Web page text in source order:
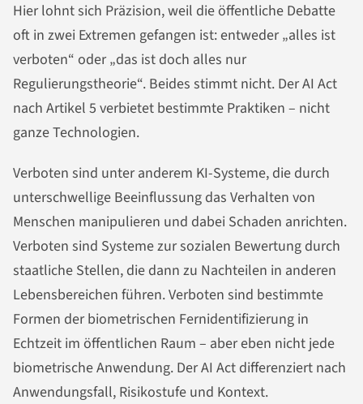
Hier lohnt sich Präzision, weil die öffentliche Debatte
oft in zwei Extremen gefangen ist: entweder „alles ist
verboten“ oder „das ist doch alles nur
Regulierungstheorie“. Beides stimmt nicht. Der AI Act
nach Artikel 5 verbietet bestimmte Praktiken – nicht
ganze Technologien.
Verboten sind unter anderem KI-Systeme, die durch
unterschwellige Beeinflussung das Verhalten von
Menschen manipulieren und dabei Schaden anrichten.
Verboten sind Systeme zur sozialen Bewertung durch
staatliche Stellen, die dann zu Nachteilen in anderen
Lebensbereichen führen. Verboten sind bestimmte
Formen der biometrischen Fernidentifizierung in
Echtzeit im öffentlichen Raum – aber eben nicht jede
biometrische Anwendung. Der AI Act differenziert nach
Anwendungsfall, Risikostufe und Kontext.